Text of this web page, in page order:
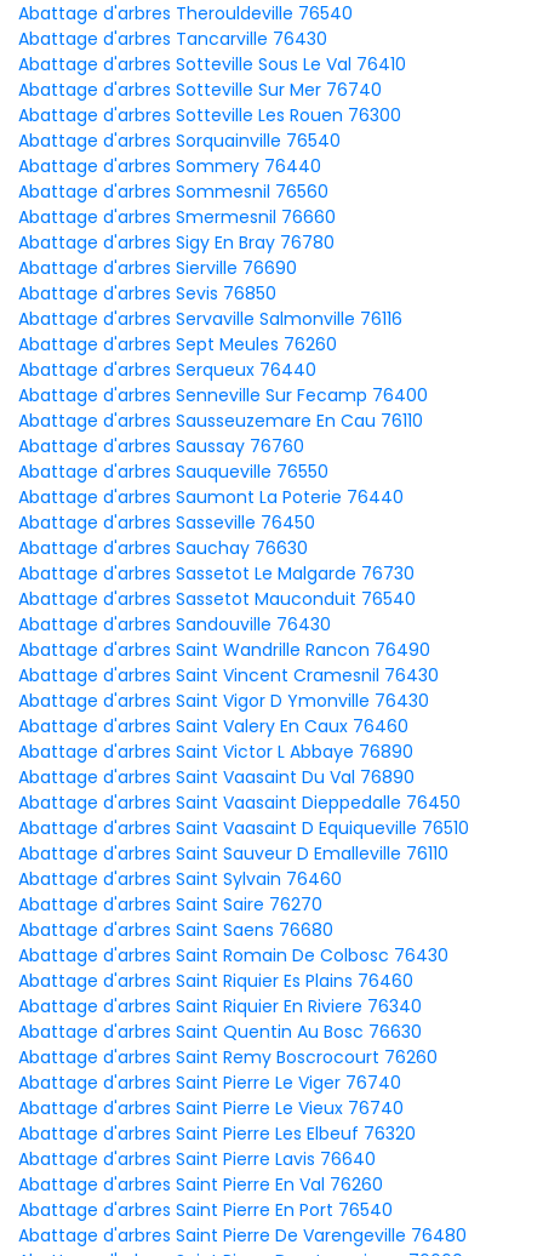
Abattage d'arbres Therouldeville 76540
Abattage d'arbres Tancarville 76430
Abattage d'arbres Sotteville Sous Le Val 76410
Abattage d'arbres Sotteville Sur Mer 76740
Abattage d'arbres Sotteville Les Rouen 76300
Abattage d'arbres Sorquainville 76540
Abattage d'arbres Sommery 76440
Abattage d'arbres Sommesnil 76560
Abattage d'arbres Smermesnil 76660
Abattage d'arbres Sigy En Bray 76780
Abattage d'arbres Sierville 76690
Abattage d'arbres Sevis 76850
Abattage d'arbres Servaville Salmonville 76116
Abattage d'arbres Sept Meules 76260
Abattage d'arbres Serqueux 76440
Abattage d'arbres Senneville Sur Fecamp 76400
Abattage d'arbres Sausseuzemare En Cau 76110
Abattage d'arbres Saussay 76760
Abattage d'arbres Sauqueville 76550
Abattage d'arbres Saumont La Poterie 76440
Abattage d'arbres Sasseville 76450
Abattage d'arbres Sauchay 76630
Abattage d'arbres Sassetot Le Malgarde 76730
Abattage d'arbres Sassetot Mauconduit 76540
Abattage d'arbres Sandouville 76430
Abattage d'arbres Saint Wandrille Rancon 76490
Abattage d'arbres Saint Vincent Cramesnil 76430
Abattage d'arbres Saint Vigor D Ymonville 76430
Abattage d'arbres Saint Valery En Caux 76460
Abattage d'arbres Saint Victor L Abbaye 76890
Abattage d'arbres Saint Vaasaint Du Val 76890
Abattage d'arbres Saint Vaasaint Dieppedalle 76450
Abattage d'arbres Saint Vaasaint D Equiqueville 76510
Abattage d'arbres Saint Sauveur D Emalleville 76110
Abattage d'arbres Saint Sylvain 76460
Abattage d'arbres Saint Saire 76270
Abattage d'arbres Saint Saens 76680
Abattage d'arbres Saint Romain De Colbosc 76430
Abattage d'arbres Saint Riquier Es Plains 76460
Abattage d'arbres Saint Riquier En Riviere 76340
Abattage d'arbres Saint Quentin Au Bosc 76630
Abattage d'arbres Saint Remy Boscrocourt 76260
Abattage d'arbres Saint Pierre Le Viger 76740
Abattage d'arbres Saint Pierre Le Vieux 76740
Abattage d'arbres Saint Pierre Les Elbeuf 76320
Abattage d'arbres Saint Pierre Lavis 76640
Abattage d'arbres Saint Pierre En Val 76260
Abattage d'arbres Saint Pierre En Port 76540
Abattage d'arbres Saint Pierre De Varengeville 76480